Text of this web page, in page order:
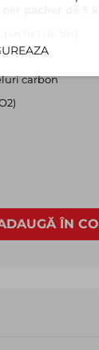
pachet de 5
carbon
ÎN